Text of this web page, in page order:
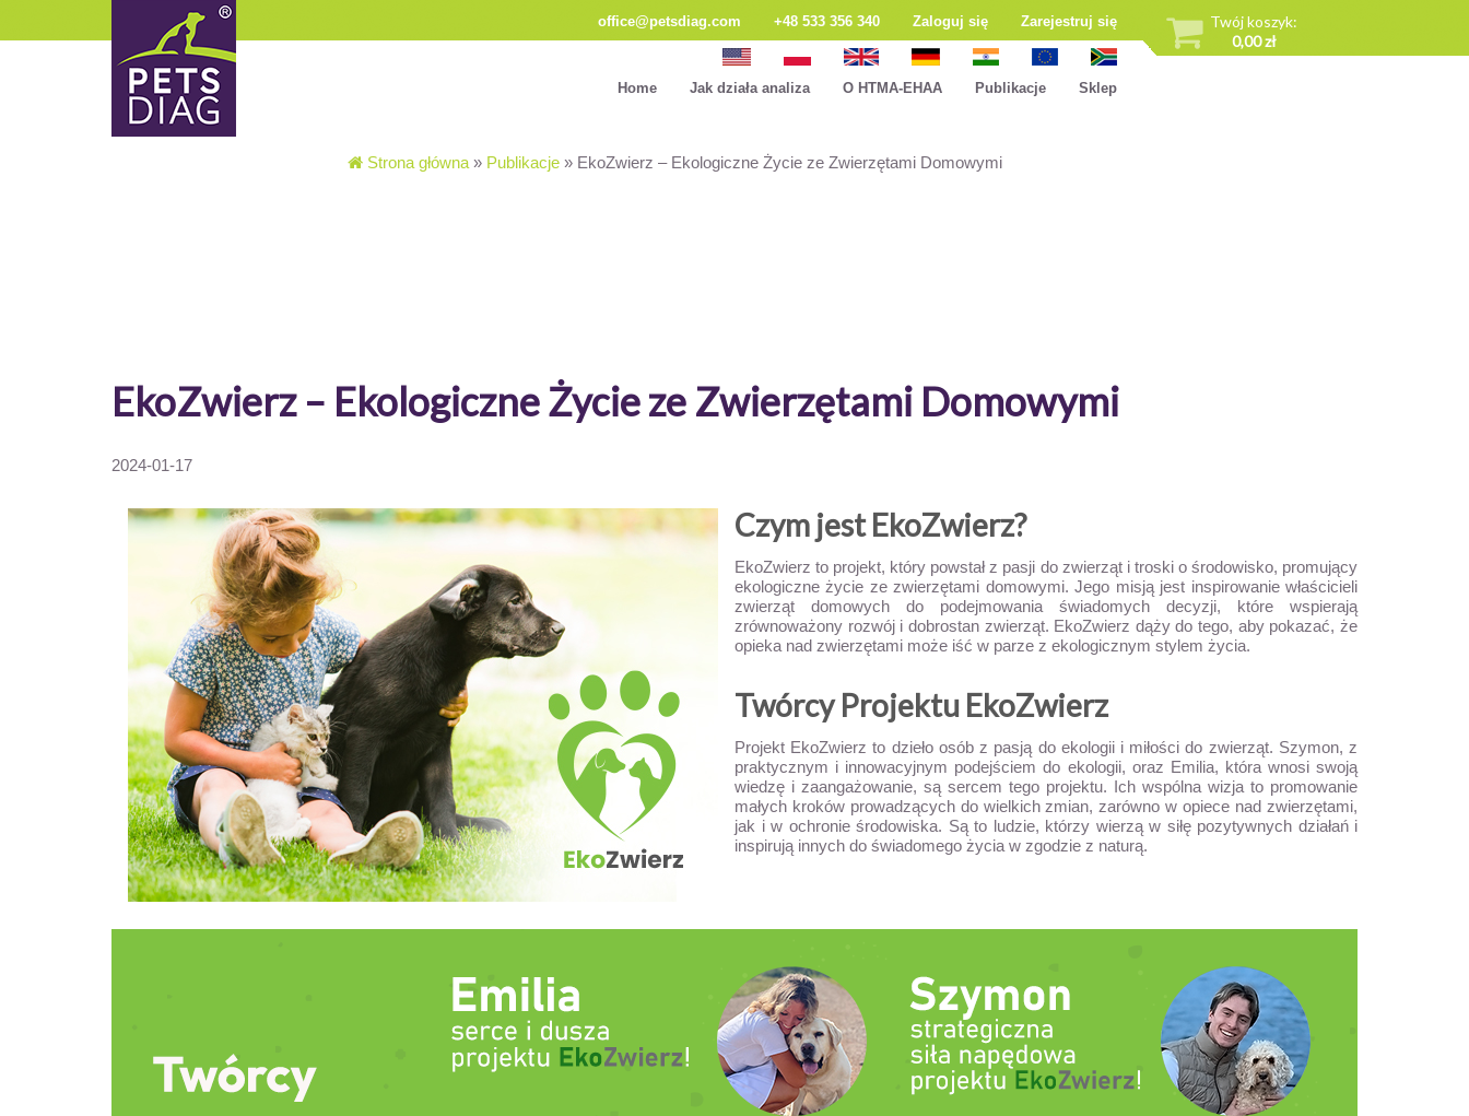
Twój koszyk:
0,00 zł
office@petsdiag.com +48 533 356 340 Zaloguj się Zarejestruj się
Home Jak działa analiza O HTMA-EHAA Publikacje Sklep
Strona główna» Publikacje» EkoZwierz – Ekologiczne Życie ze Zwierzętami Domowymi
EkoZwierz – Ekologiczne Życie ze Zwierzętami Domowymi
2024-01-17
Czym jest EkoZwierz?
EkoZwierz to projekt, który powstał z pasji do zwierząt i troski o środowisko, promujący
ekologiczne życie ze zwierzętami domowymi. Jego misją jest inspirowanie właścicieli
zwierząt domowych do podejmowania świadomych decyzji, które wspierają
zrównoważony rozwój i dobrostan zwierząt. EkoZwierz dąży do tego, aby pokazać, że
opieka nad zwierzętami może iść w parze z ekologicznym stylem życia.
Twórcy Projektu EkoZwierz
Projekt EkoZwierz to dzieło osób z pasją do ekologii i miłości do zwierząt. Szymon, z
praktycznym i innowacyjnym podejściem do ekologii, oraz Emilia, która wnosi swoją
wiedzę i zaangażowanie, są sercem tego projektu. Ich wspólna wizja to promowanie
małych kroków prowadzących do wielkich zmian, zarówno w opiece nad zwierzętami,
jak i w ochronie środowiska. Są to ludzie, którzy wierzą w siłę pozytywnych działań i
inspirują innych do świadomego życia w zgodzie z naturą.